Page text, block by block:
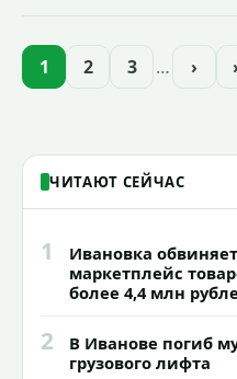
проекта
1 2 3 … ›
ЧИТАЮТ СЕЙЧАС
1
Ивановка
маркетплейс
более 4,4 млн
2
В Иванове погиб
грузового лифта